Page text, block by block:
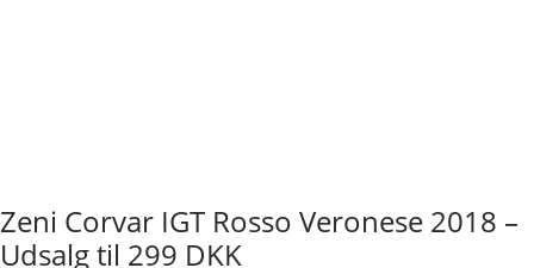
Zeni Corvar IGT Rosso Veronese 2018 –
Udsalg til 299 DKK